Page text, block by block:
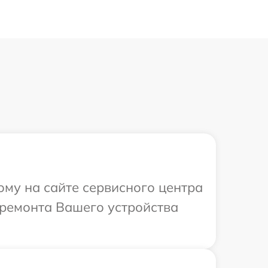
на сайте сервисного центра
Вашего устройства